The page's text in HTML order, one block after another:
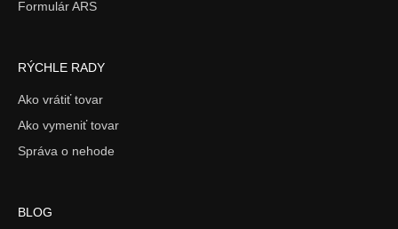
Formulár ARS
RÝCHLE RADY
Ako vrátiť tovar
Ako vymeniť tovar
Správa o nehode
BLOG